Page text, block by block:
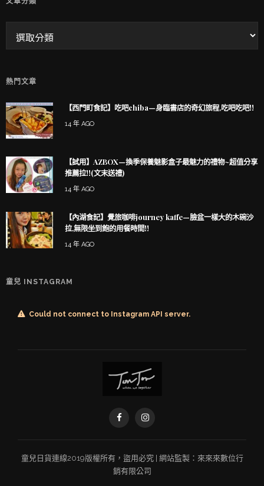
熱門文章
【西門町食記】吃吧chiba—身臨書店的奇幻旅程,吃吧吃吧!!
14 年 AGO
【試用】AZBOX—換季保養魅影盒子最魅力的禮物~超值分享
推薦拉!!(文末送禮)
14 年 AGO
【內湖食記】覺旅咖啡journey kaffe—臉盆一樣大的木碗沙
拉,無限坐到飽的用餐時間!!
14 年 AGO
童兒 INSTAGRAM
Could not connect to Instagram API server.
童兒 日貨連線2019版權所有，盜用必究 | 網站監製： 來來來數位行
銷有限公司